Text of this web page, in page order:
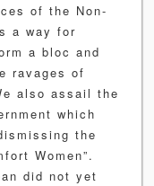
of the Non-
a way for
a bloc and
ravages of
also assail the
which
the
Women”.
did not yet